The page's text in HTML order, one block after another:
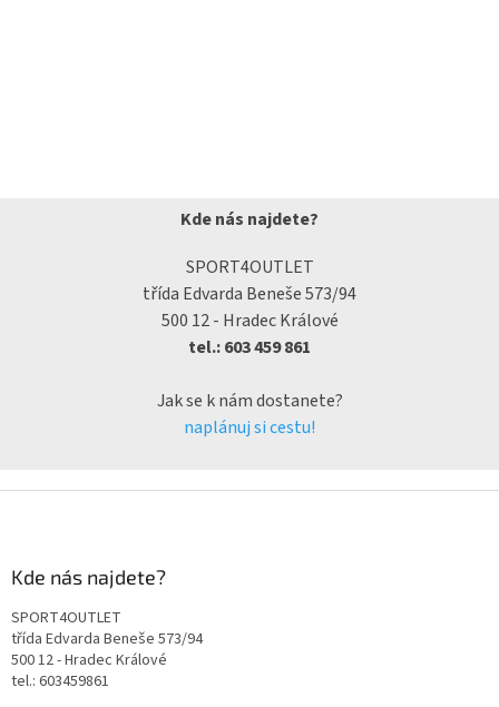
Kde nás najdete?
SPORT4OUTLET
třída Edvarda Beneše 573/94
500 12 - Hradec Králové
tel.: 603 459 861
Jak se k nám dostanete?
naplánuj si cestu!
Kde nás najdete?
SPORT4OUTLET
třída Edvarda Beneše 573/94
500 12 - Hradec Králové
tel.: 603459861